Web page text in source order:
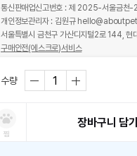
수량
찜
장바구니 담기
통신판매업신고번호 : 제 2025-서울금천
개인정보관리자 : 김원규
서울특별시 금천구 가산디지털2로 144,
구매안전(에스크로)서비스